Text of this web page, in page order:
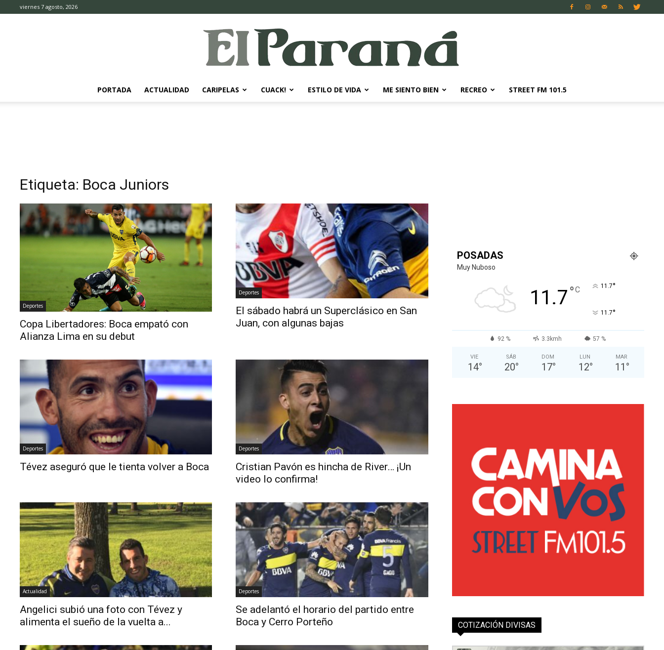
viernes 7 agosto, 2026
Diario
PORTADA ACTUALIDAD CARIPELAS CUACK! ESTILO DE VIDA ME SIENTO BIEN RECREO STREET FM 101.5
Etiqueta: Boca Juniors
Deportes
Copa Libertadores: Boca empató con
Alianza Lima en su debut
Deportes
El sábado habrá un Superclásico en San
Juan, con algunas bajas
Deportes
Tévez aseguró que le tienta volver a Boca
Deportes
Cristian Pavón es hincha de River… ¡Un
video lo confirma!
Actualidad
Angelici subió una foto con Tévez y
alimenta el sueño de la vuelta a...
Deportes
Se adelantó el horario del partido entre
Boca y Cerro Porteño
POSADAS
Muy Nuboso
11.7°C 11.7°
11.7°
92 % 3.3kmh 57 %
VIE
14°
SÁB
20°
DOM
17°
LUN
12°
MAR
11 °
COTIZACIÓN DIVISAS